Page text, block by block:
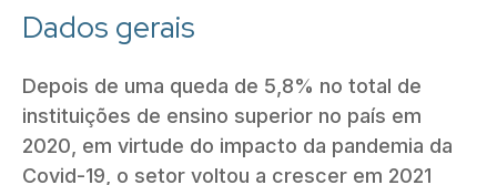
Dados gerais
Depois de uma queda de 5,8% no total de
instituições de ensino superior no país em
2020, em virtude do impacto da pandemia da
Covid-19, o setor voltou a crescer em 2021